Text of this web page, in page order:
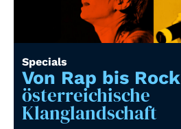
So geht’s
Filmpakete
Gutscheine
& Filmpässe
Account
Specials
Von Rap bis Rock
österreichische
Klanglandschaft